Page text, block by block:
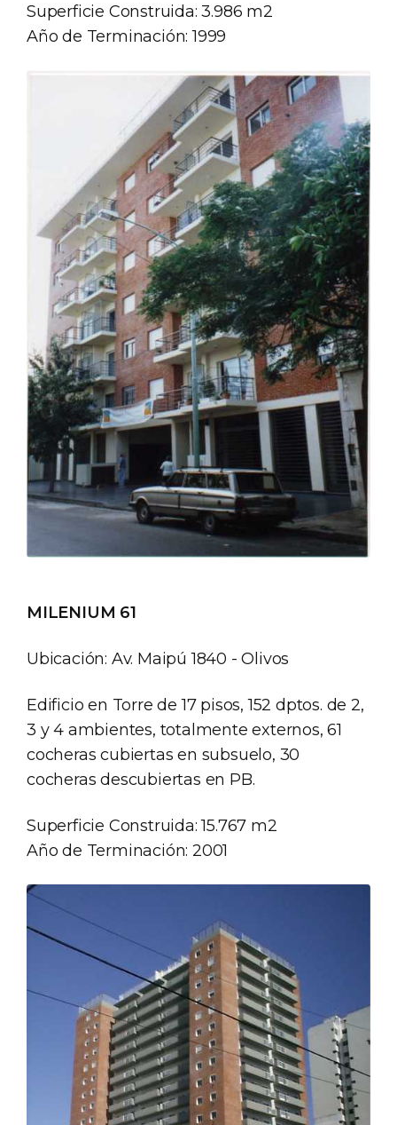
Superficie Construida: 3.986 m2
Año de Terminación: 1999
MILENIUM 61
Ubicación: Av. Maipú 1840 - Olivos
Edificio en Torre de 17 pisos, 152 dptos. de 2,
3 y 4 ambientes, totalmente externos, 61
cocheras cubiertas en subsuelo, 30
cocheras descubiertas en PB.
Superficie Construida: 15.767 m2
Año de Terminación: 2001